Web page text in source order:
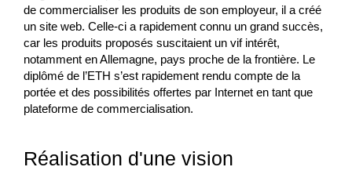
de commercialiser les produits de son employeur, il a créé
un site web. Celle-ci a rapidement connu un grand succès,
car les produits proposés suscitaient un vif intérêt,
notamment en Allemagne, pays proche de la frontière. Le
diplômé de l’ETH s’est rapidement rendu compte de la
portée et des possibilités offertes par Internet en tant que
plateforme de commercialisation.
Réalisation d'une vision